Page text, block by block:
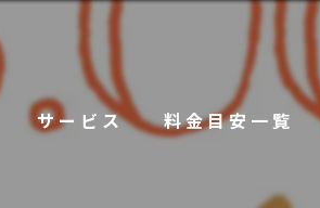
サービス 料金目安一覧